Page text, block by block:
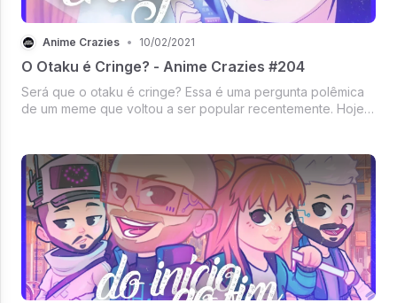
Anime Crazies • 10/02/2021
O Otaku é Cringe? - Anime Crazies #204
Será que o otaku é cringe? Essa é uma pergunta polêmica
de um meme que voltou a ser popular recentemente. Hoje